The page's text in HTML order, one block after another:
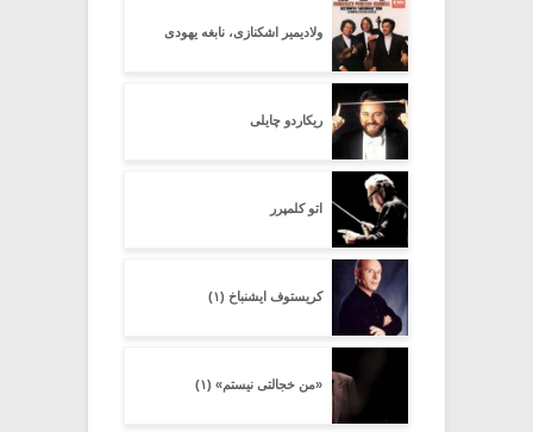
ولادیمیر اشکنازی، نابغه یهودی
ریکاردو چایلی
اتو کلمپرر
کریستوف ایشنباخ (۱)
«من خجالتی نیستم» (۱)